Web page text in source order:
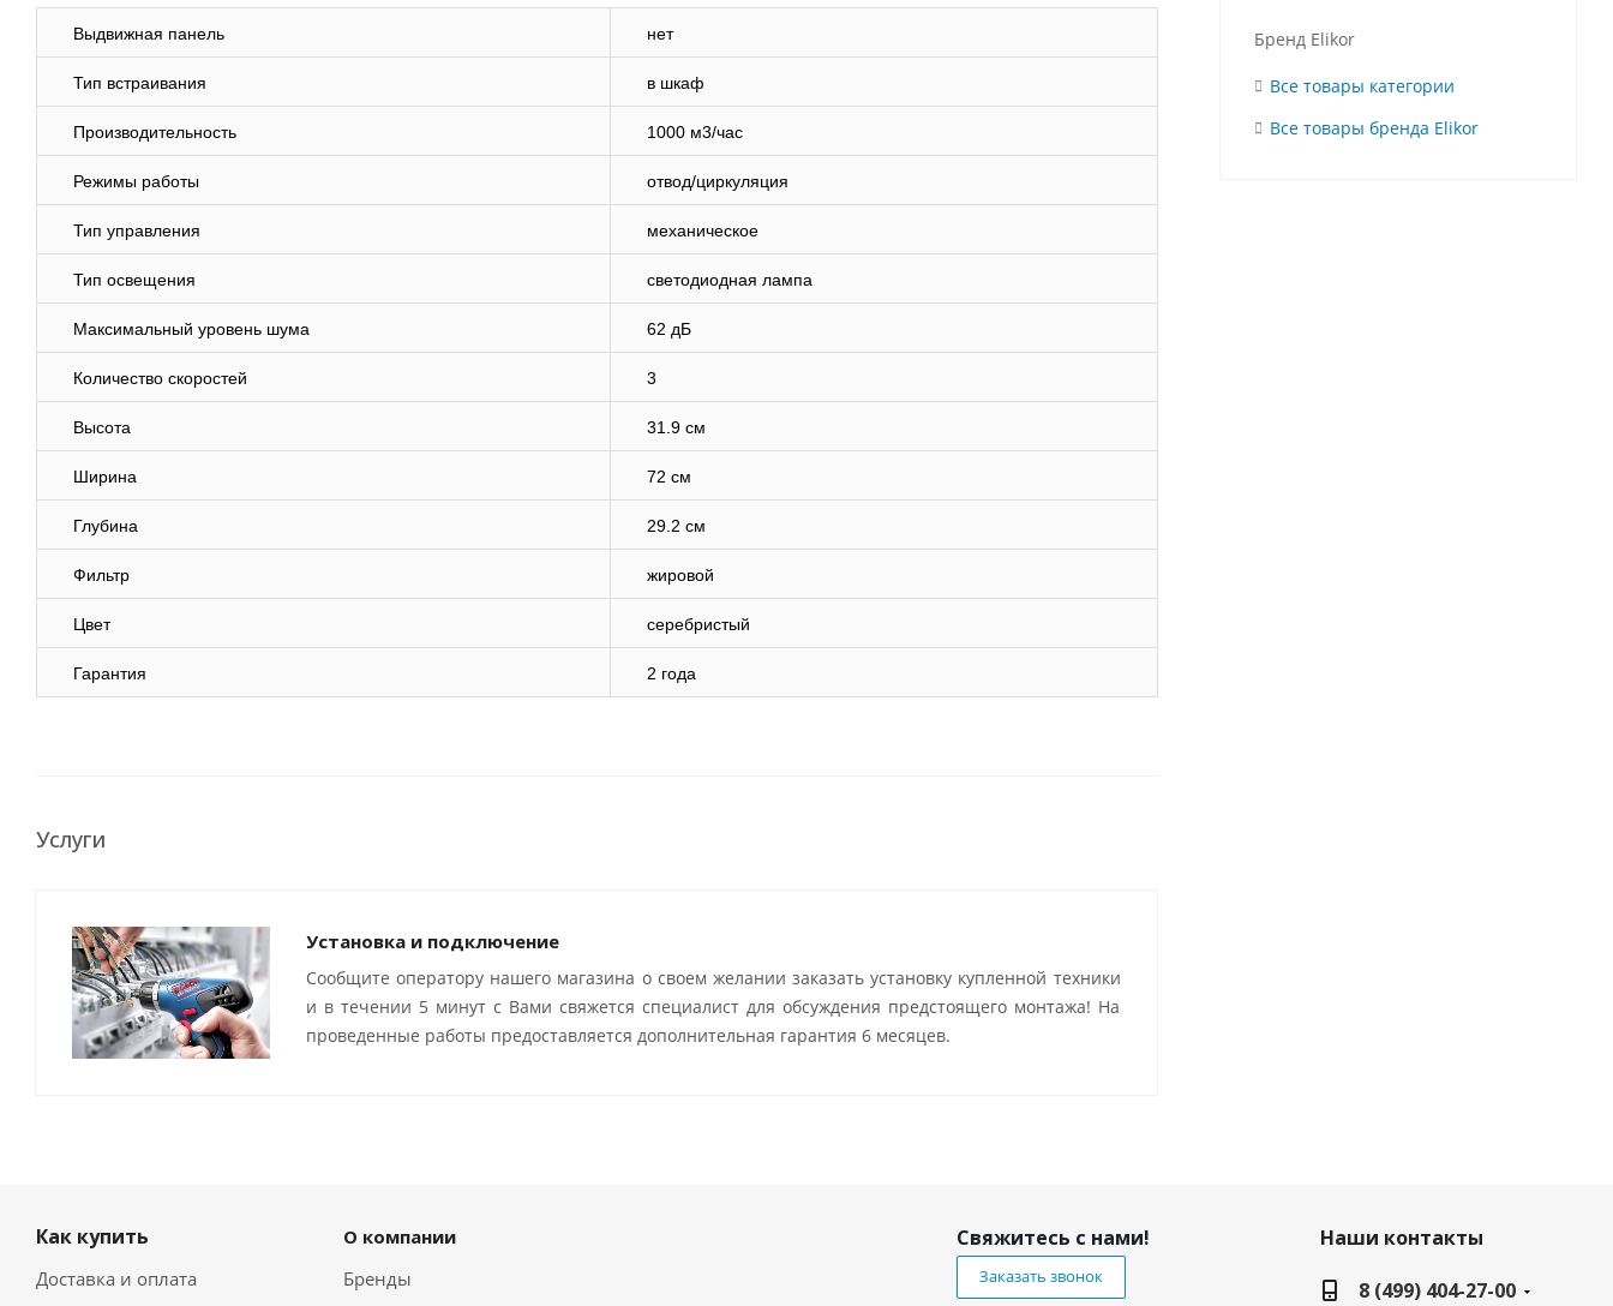
Выдвижная панель нет
Тип встраивания в шкаф
Производительность 1000 м3/час
Режимы работы отвод/циркуляция
Тип управления механическое
Тип освещения светодиодная лампа
Максимальный уровень шума 62 дБ
Количество скоростей 3
Высота 31.9 см
Ширина 72 см
Глубина 29.2 см
Фильтр жировой
Цвет серебристый
Гарантия 2 года
Услуги
Установка и подключение
Сообщите оператору нашего магазина о своем желании заказать установку купленной техники
и в течении 5 минут с Вами свяжется специалист для обсуждения предстоящего монтажа! На
проведенные работы предоставляется дополнительная гарантия 6 месяцев.
Бренд Elikor
Все товары категории
Все товары бренда Elikor
Как купить
Доставка и оплата
О компании
Бренды
Свяжитесь с нами!
Заказать звонок
Наши контакты
8 (499) 404-27-00